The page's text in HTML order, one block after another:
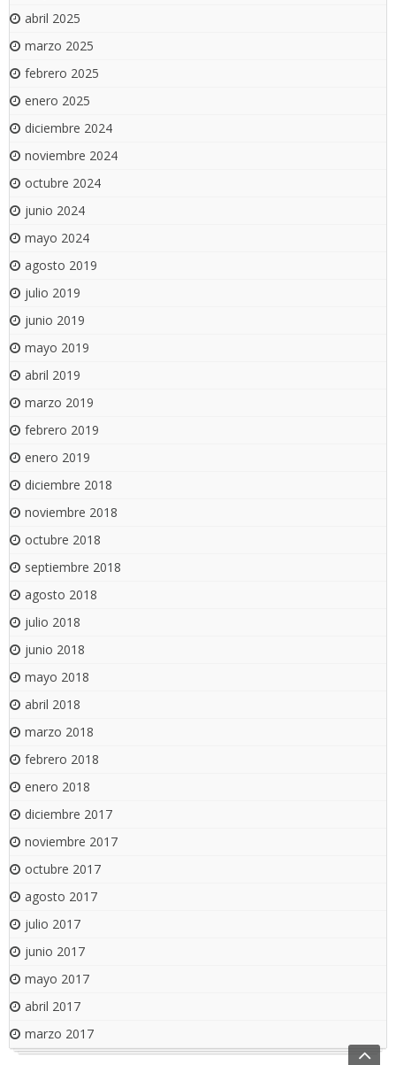
abril 2025
marzo 2025
febrero 2025
enero 2025
diciembre 2024
noviembre 2024
octubre 2024
junio 2024
mayo 2024
agosto 2019
julio 2019
junio 2019
mayo 2019
abril 2019
marzo 2019
febrero 2019
enero 2019
diciembre 2018
noviembre 2018
octubre 2018
septiembre 2018
agosto 2018
julio 2018
junio 2018
mayo 2018
abril 2018
marzo 2018
febrero 2018
enero 2018
diciembre 2017
noviembre 2017
octubre 2017
agosto 2017
julio 2017
junio 2017
mayo 2017
abril 2017
marzo 2017